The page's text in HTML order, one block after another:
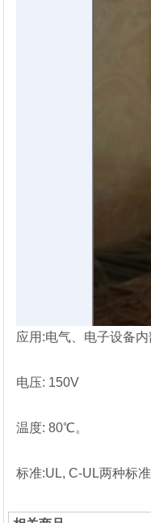
应用:电气、电子设备
电压: 150V
温度: 80℃。
标准:UL, C-UL两种标